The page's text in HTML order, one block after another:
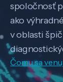
spoločnosť
ako
v oblasti
Čomu sa